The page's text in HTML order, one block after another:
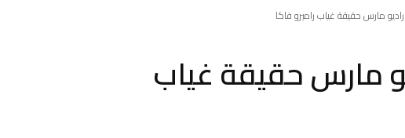
مارس حقيقة غياب راميرو فاكا
مارس حقيقة غياب